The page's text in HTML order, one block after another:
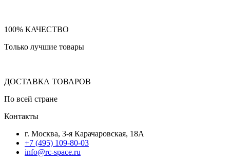
100% КАЧЕСТВО
Только лучшие товары
ДОСТАВКА ТОВАРОВ
По всей стране
Контакты
г. Москва, 3-я Карачаровская, 18А
+7 (495) 109-80-03
info@rc-space.ru